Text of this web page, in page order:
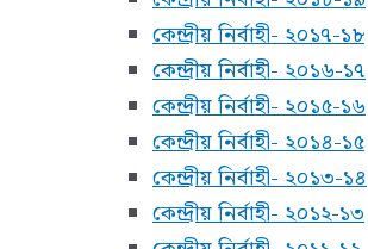
কেন্দ্রীয় নির্বাহী- ২০১৭-১৮
কেন্দ্রীয় নির্বাহী- ২০১৬-১৭
কেন্দ্রীয় নির্বাহী- ২০১৫-১৬
কেন্দ্রীয় নির্বাহী- ২০১৪-১৫
কেন্দ্রীয় নির্বাহী- ২০১৩-১৪
কেন্দ্রীয় নির্বাহী- ২০১২-১৩